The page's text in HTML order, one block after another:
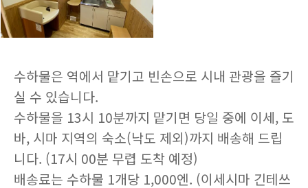
수하물은 역에서 맡기고 빈손으로 시내 관광을 즐기
실 수 있습니다.
수하물을 13시 10분까지 맡기면 당일 중에 이세, 도
바, 시마 지역의 숙소(낙도 제외)까지 배송해 드립
니다. (17시 00분 무렵 도착 예정)
배송료는 수하물 1개당 1,000엔. (이세시마 긴테쓰